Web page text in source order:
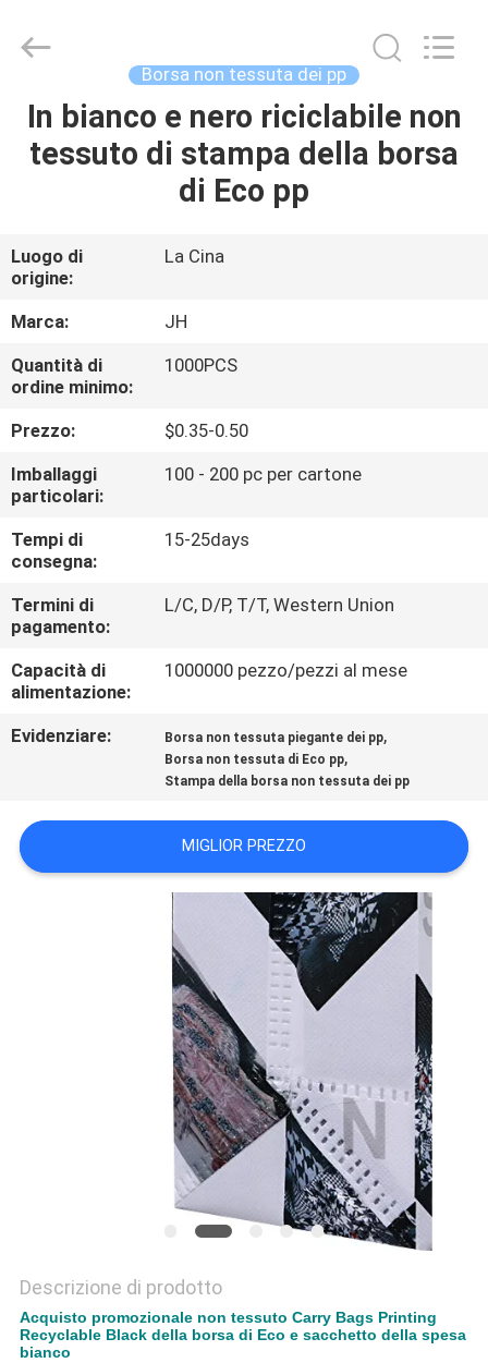
CASA
CIRCA
NOI
GIRO
DELLA
FABBRICA
CONTROLLO
DI
QUALITÀ
CONTATTICI
UNA
CITAZIONE
Material
Borsa non tessuta dei pp
In bianco e nero riciclabile non
tessuto di stampa della borsa
di Eco pp
Luogo di
origine:
La Cina
Marca:
JH
Quantità di
ordine minimo:
1000PCS
Prezzo:
$0.35-0.50
Imballaggi
particolari:
100 - 200 pc per cartone
Tempi di
consegna:
15-25days
Termini di
pagamento:
L/C, D/P, T/T, Western Union
Capacità di
alimentazione:
1000000 pezzo/pezzi al mese
Evidenziare: Borsa non tessuta piegante dei pp,
Borsa non tessuta di Eco pp,
Stampa della borsa non tessuta dei pp
MIGLIOR PREZZO
Descrizione di prodotto
Acquisto promozionale non tessuto Carry Bags Printing
Recyclable Black della borsa di Eco e sacchetto della spesa
bianco